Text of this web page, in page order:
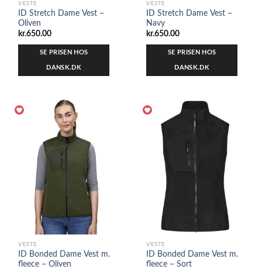
VESTE
ID Stretch Dame Vest –
Oliven
kr.650.00
SE PRISEN HOS
DANSK.DK
VESTE
ID Stretch Dame Vest –
Navy
kr.650.00
SE PRISEN HOS
DANSK.DK
VESTE
ID Bonded Dame Vest m.
fleece – Oliven
VESTE
ID Bonded Dame Vest m.
fleece – Sort